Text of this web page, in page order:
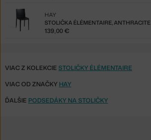
STOLIČKA ÉLÉMENTAIRE, ANTHRACITE
HAY
139,00 €
VIAC Z KOLEKCIE STOLIČKY ÉLÉMENTAIRE
VIAC OD ZNAČKY HAY
ĎALŠIE PODSEDÁKY NA STOLIČKY